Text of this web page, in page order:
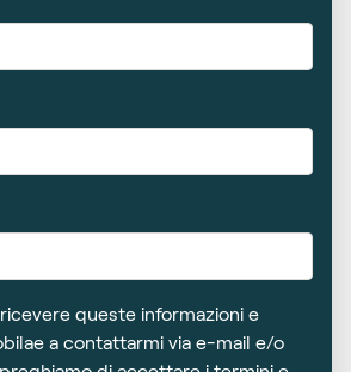
queste informazioni e
a contattarmi via e-mail e/o